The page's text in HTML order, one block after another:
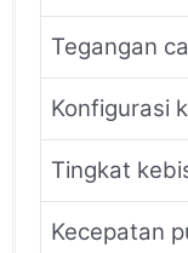
Tegangan
Konfigurasi
Tingkat
Kecepatan